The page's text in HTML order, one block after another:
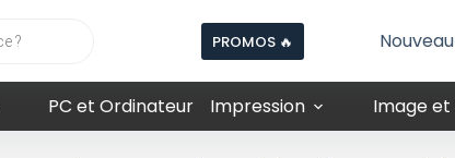
PROMOS 🔥
PC et Ordinateur Impression Image et